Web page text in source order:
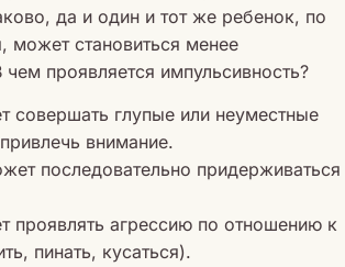
да и один и тот же ребенок, по
может становиться менее
проявляется импульсивность?
глупые или неуместные
внимание.
последовательно придерживаться
проявлять агрессию по отношению к
пинать, кусаться).